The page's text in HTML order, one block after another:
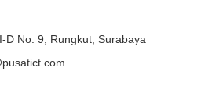
D No. 9, Rungkut, Surabaya